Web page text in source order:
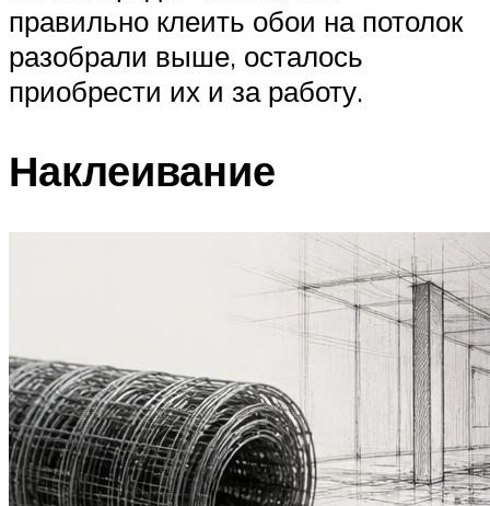
правильно клеить обои на потолок
разобрали выше, осталось
приобрести их и за работу.
Наклеивание